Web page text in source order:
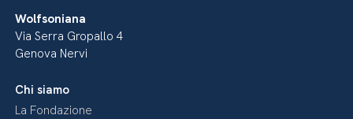
Wolfsoniana
Via Serra Gropallo 4
Genova Nervi
Chi siamo
La Fondazione